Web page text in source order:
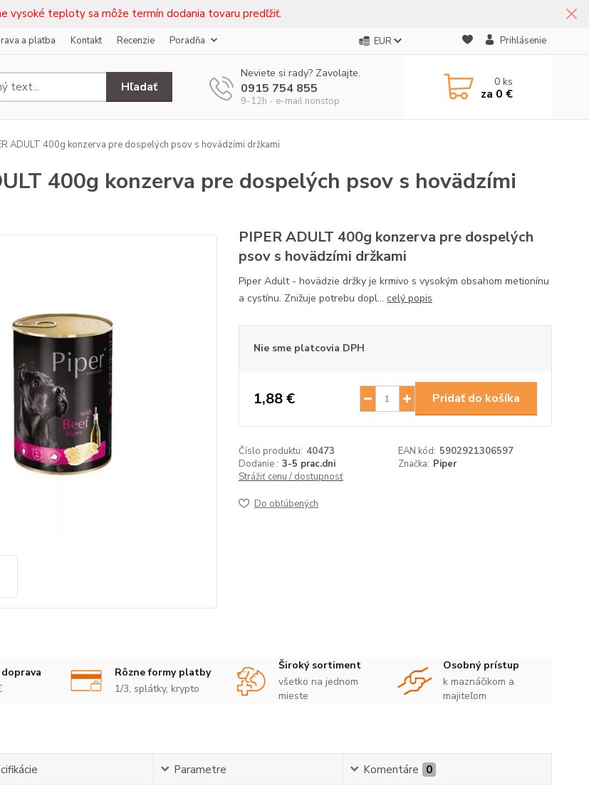
vysoké teploty sa môže termín dodania tovaru predľžiť.
a platba Kontakt Recenzie Poradňa EUR Prihlásenie
Hľadať
Neviete si rady? Zavolajte.
0915 754 855
9-12h - e-mail nonstop
0ks
za 0 €
ADULT 400g konzerva pre dospelých psov s hovädzími držkami
400g konzerva pre dospelých psov s hovädzími
PIPER ADULT 400g konzerva pre dospelých
psov s hovädzími držkami
Piper Adult - hovädzie držky je krmivo s vysokým obsahom metionínu
a cystínu. Znižuje potrebu dopl... celý popis
Nie sme platcovia DPH
1,88 € Pridať do košíka
Číslo produktu: 40473 EAN kód: 5902921306597
Dodanie : 3-5 prac.dni Značka: Piper
Strážiť cenu / dostupnosť
Do obľúbených
Rôzne formy platby
1/3, splátky, krypto
Široký sortiment
všetko na jednom
mieste
Osobný prístup
k maznáčikom a
majiteľom
Parametre Komentáre 0